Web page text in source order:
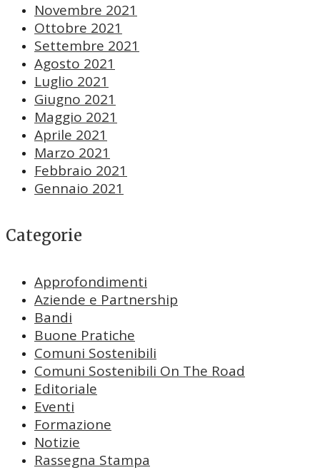
Novembre 2021
Ottobre 2021
Settembre 2021
Agosto 2021
Luglio 2021
Giugno 2021
Maggio 2021
Aprile 2021
Marzo 2021
Febbraio 2021
Gennaio 2021
Categorie
Approfondimenti
Aziende e Partnership
Bandi
Buone Pratiche
Comuni Sostenibili
Comuni Sostenibili On The Road
Editoriale
Eventi
Formazione
Notizie
Rassegna Stampa